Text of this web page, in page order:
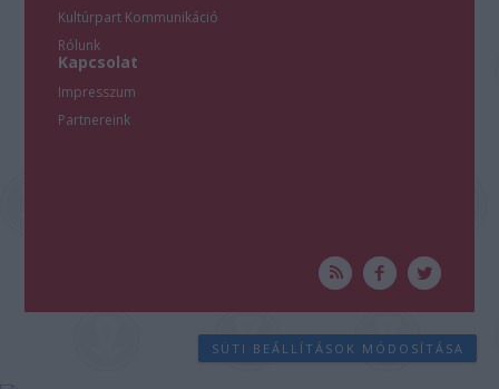
Kultúrpart Kommunikáció
Rólunk
Kapcsolat
Impresszum
Partnereink
SÜTI BEÁLLÍTÁSOK MÓDOSÍTÁSA